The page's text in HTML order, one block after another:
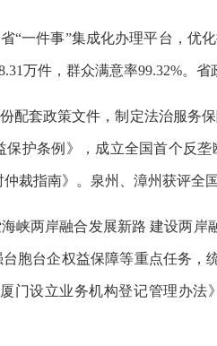
“一件事”集成化办理平台，优
万件，群众满意率99.32%。
配套政策文件，制定法治服务
护条例》，成立全国首个反
裁指南》。泉州、漳州获评全
峡两岸融合发展新路 建设两岸
胞台企权益保障等重点任务，
设立业务机构登记管理办法